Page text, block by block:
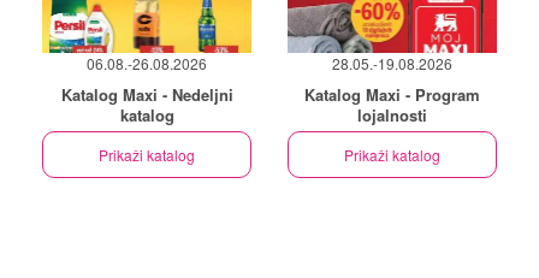
06.08.-26.08.2026
Katalog Maxi - Nedeljni
katalog
Prikaži katalog
28.05.-19.08.2026
Katalog Maxi - Program
lojalnosti
Prikaži katalog